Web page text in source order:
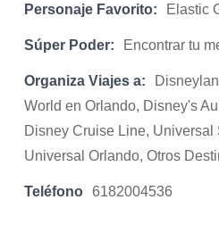
Personaje Favorito: Elastic
Súper Poder: Encontrar tu
Organiza Viajes a:
World en Orlando, Disney's
Disney Cruise Line, Universal
Universal Orlando, Otros
Teléfono 6182004536